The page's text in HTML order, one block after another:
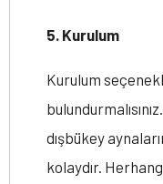
5. Kurulum
Kurulum
dışbükey
kolaydır.